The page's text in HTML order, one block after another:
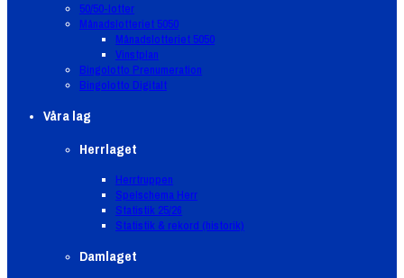
50/50-lotter
Månadslotteriet 5050
Månadslotteriet 5050
Vinstplan
Bingolotto Prenumeration
Bingolotto Digitalt
Våra lag
Herrlaget
Herrtruppen
Spelschema Herr
Statistik 25/26
Statistik & rekord (historik)
Damlaget